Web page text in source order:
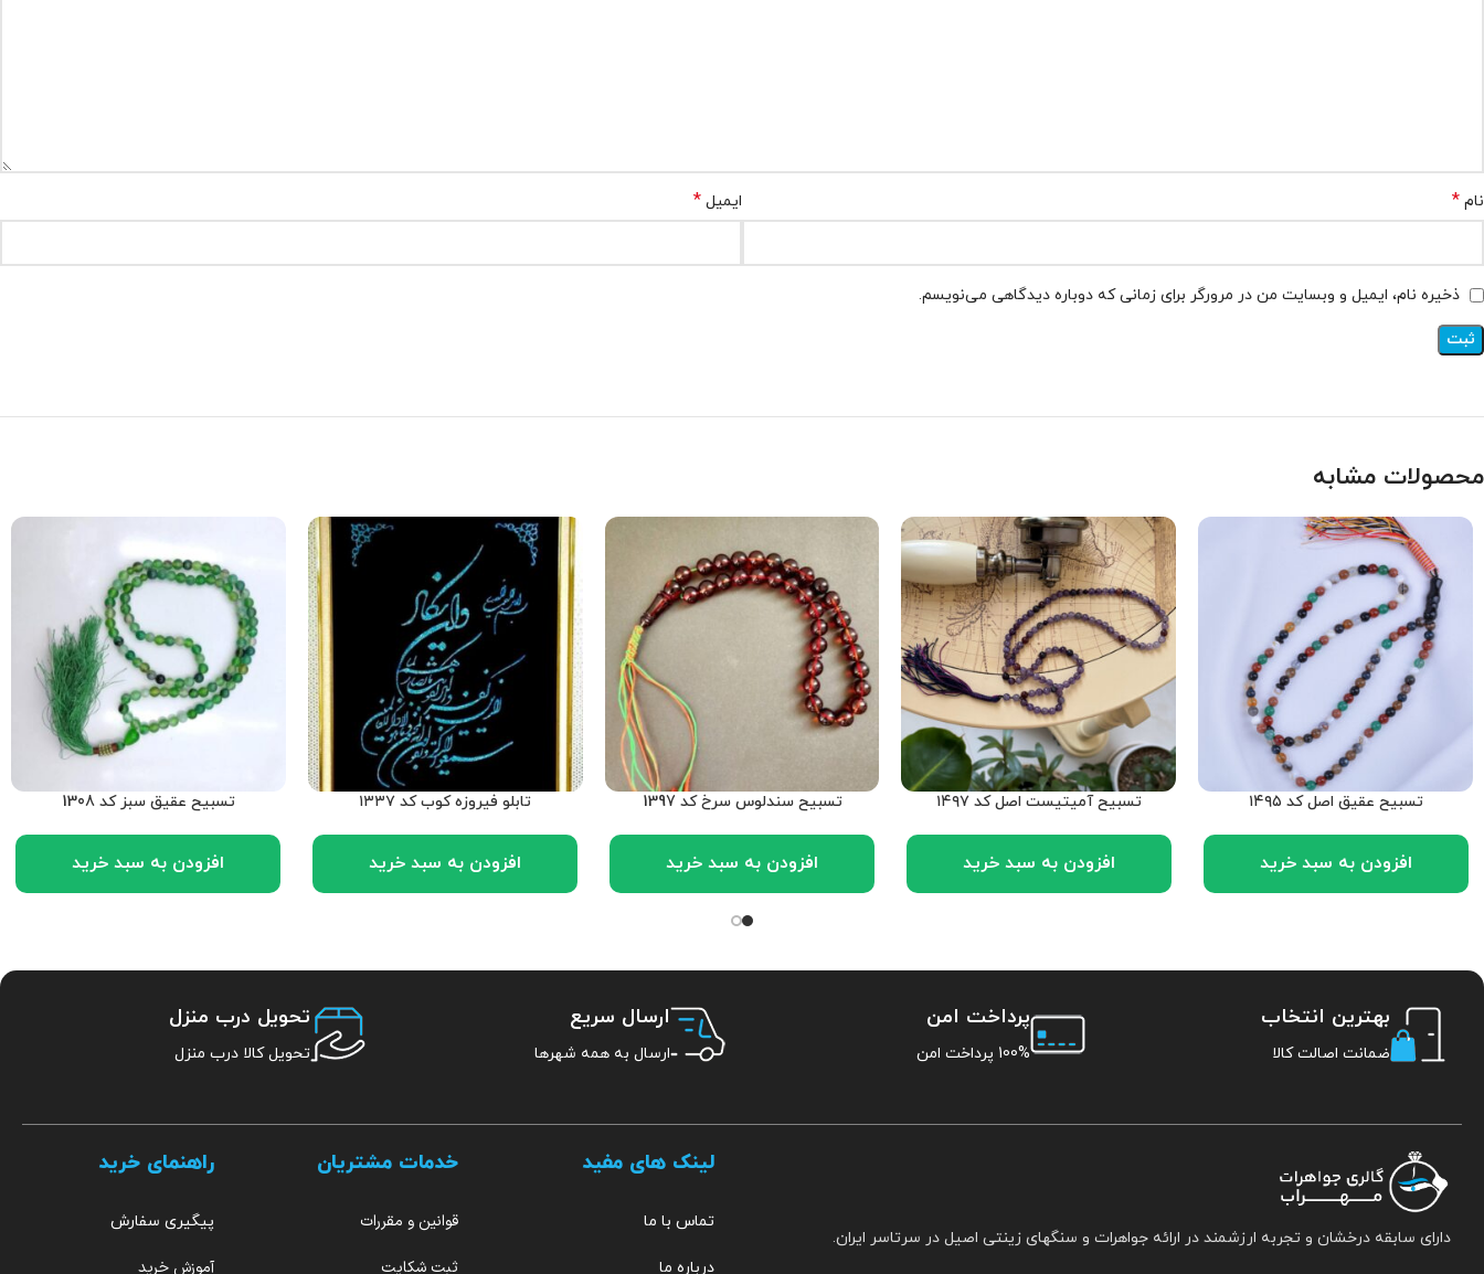
نام * ایمیل *
ذخیره نام، ایمیل و وبسایت من در مرورگر برای زمانی که دوباره دیدگاهی می‌نویسم.
محصولات مشابه
تسبیح عقیق اصل کد ۱۴۹۵
افزودن به سبد خرید
تسبیح آمیتیست اصل کد ۱۴۹۷
افزودن به سبد خرید
تسبیح سندلوس سرخ کد 1397
افزودن به سبد خرید
تابلو فیروزه کوب کد ۱۳۳۷
افزودن به سبد خرید
تسبیح عقیق سبز کد 1308
افزودن به سبد خرید
بهترین انتخاب
ضمانت اصالت کالا
پرداخت امن
100% پرداخت امن
ارسال سریع
ارسال به همه شهرها
تحویل درب منزل
تحویل کالا درب منزل
دارای سابقه درخشان و تجربه ارزشمند در ارائه جواهرات و سنگهای زینتی اصیل در سرتاسر ایران.
لینک های مفید
تماس با ما
درباره ما
خدمات مشتریان
قوانین و مقررات
ثبت شکایت
راهنمای خرید
پیگیری سفارش
آموزش خرید